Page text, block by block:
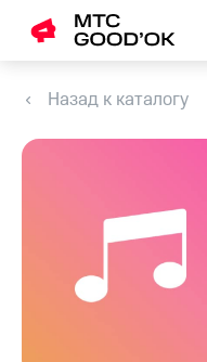
Назад к каталогу